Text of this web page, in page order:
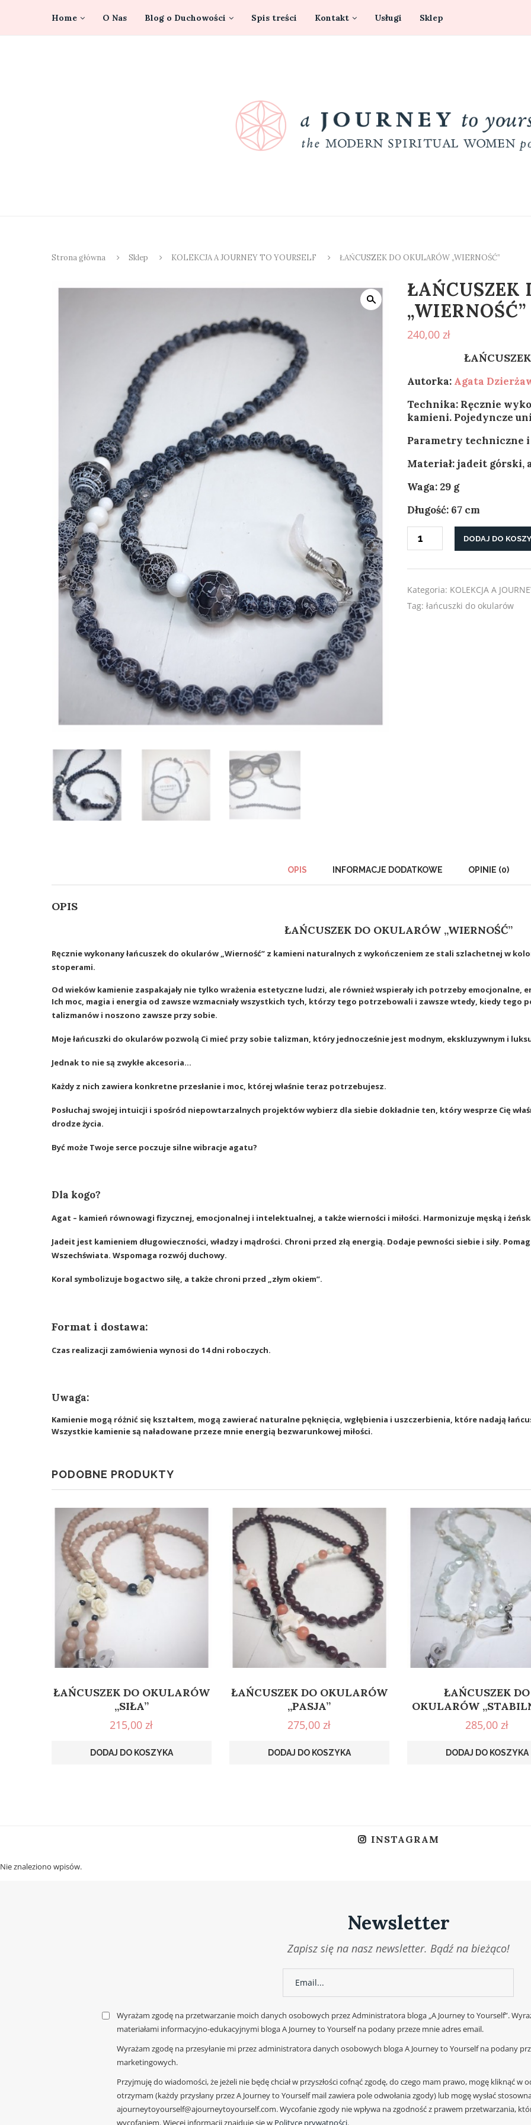
Home O Nas Blog o Duchowości Spis treści Kontakt Usługi Sklep
Strona główna Sklep KOLEKCJA A JOURNEY TO YOURSELF ŁAŃCUSZEK DO OKULARÓW „WIERNOŚĆ”
ŁAŃCUSZEK
„WIERNOŚĆ”
240,00 zł
Autorka: Agata
Technika: Ręcznie
kamieni. Pojedyncze
Parametry techniczne
Materiał: jadeit górski,
Waga: 29 g
Długość: 67 cm
ŁAŃCUSZEK
DO
DODAJ DO
Kategoria: KOLEKCJA A
Tag: łańcuszki do okularów
OPIS INFORMACJE DODATKOWE OPINIE (0)
OPIS
ŁAŃCUSZEK DO OKULARÓW „WIERNOŚĆ”
Ręcznie wykonany łańcuszek do okularów „Wierność” z kamieni naturalnych z wykończeniem ze stali szlachetnej w
stoperami.
Od wieków kamienie zaspakajały nie tylko wrażenia estetyczne ludzi, ale również wspierały ich potrzeby emocjonalne,
Ich moc, magia i energia od zawsze wzmacniały wszystkich tych, którzy tego potrzebowali i zawsze wtedy, kiedy tego
talizmanów i noszono zawsze przy sobie.
Moje łańcuszki do okularów pozwolą Ci mieć przy sobie talizman, który jednocześnie jest modnym, ekskluzywnym i
Jednak to nie są zwykłe akcesoria…
Każdy z nich zawiera konkretne przesłanie i moc, której właśnie teraz potrzebujesz.
Posłuchaj swojej intuicji i spośród niepowtarzalnych projektów wybierz dla siebie dokładnie ten, który wesprze Cię
drodze życia.
Być może Twoje serce poczuje silne wibracje agatu?
Dla kogo?
Agat – kamień równowagi fizycznej, emocjonalnej i intelektualnej, a także wierności i miłości. Harmonizuje męską i
Jadeit jest kamieniem długowieczności, władzy i mądrości. Chroni przed złą energią. Dodaje pewności siebie i siły.
Wszechświata. Wspomaga rozwój duchowy.
Koral symbolizuje bogactwo siłę, a także chroni przed „złym okiem”.
Format i dostawa:
Czas realizacji zamówienia wynosi do 14 dni roboczych.
Uwaga:
Kamienie mogą różnić się kształtem, mogą zawierać naturalne pęknięcia, wgłębienia i uszczerbienia, które nadają
Wszystkie kamienie są naładowane przeze mnie energią bezwarunkowej miłości.
PODOBNE PRODUKTY
ŁAŃCUSZEK DO OKULARÓW
„SIŁA”
215,00zł
DODAJ DO KOSZYKA
ŁAŃCUSZEK DO OKULARÓW
„PASJA”
275,00zł
DODAJ DO KOSZYKA
ŁAŃCUSZEK DO
OKULARÓW
285,00zł
DODAJ DO KOSZYKA
INSTAGRAM
Nie znaleziono wpisów.
Newsletter
Zapisz się na nasz newsletter. Bądź na bieżąco!
Wyrażam zgodę na przetwarzanie moich danych osobowych przez Administratora bloga „A Journey to Yourself”.
materiałami informacyjno-edukacyjnymi bloga A Journey to Yourself na podany przeze mnie adres email.
Wyrażam zgodę na przesyłanie mi przez administratora danych osobowych bloga A Journey to Yourself na podany
marketingowych.
Przyjmuję do wiadomości, że jeżeli nie będę chciał w przyszłości cofnąć zgodę, do czego mam prawo, mogę kliknąć
otrzymam (każdy przysłany przez A Journey to Yourself mail zawiera pole odwołania zgody) lub mogę wysłać
ajourneytoyourself@ajourneytoyourself.com. Wycofanie zgody nie wpływa na zgodność z prawem przetwarzania,